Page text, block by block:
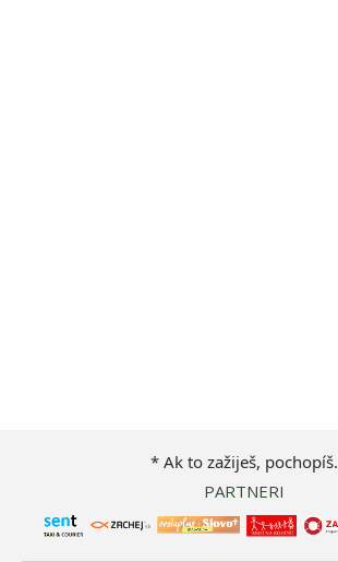
* Ak to zažiješ, pochopíš.
PARTNERI